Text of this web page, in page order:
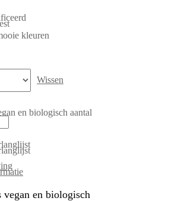
kleuren
Wissen
en biologisch aantal
vegan en biologisch